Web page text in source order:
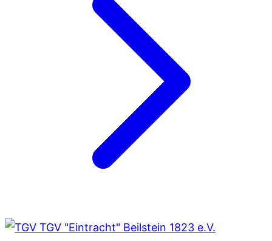
TGV "Eintracht" Beilstein 1823 e.V.